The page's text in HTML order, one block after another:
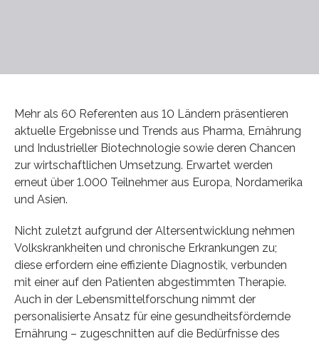
Mehr als 60 Referenten aus 10 Ländern präsentieren
aktuelle Ergebnisse und Trends aus Pharma, Ernährung
und Industrieller Biotechnologie sowie deren Chancen
zur wirtschaftlichen Umsetzung. Erwartet werden
erneut über 1.000 Teilnehmer aus Europa, Nordamerika
und Asien.
Nicht zuletzt aufgrund der Altersentwicklung nehmen
Volkskrankheiten und chronische Erkrankungen zu;
diese erfordern eine effiziente Diagnostik, verbunden
mit einer auf den Patienten abgestimmten Therapie.
Auch in der Lebensmittelforschung nimmt der
personalisierte Ansatz für eine gesundheitsfördernde
Ernährung – zugeschnitten auf die Bedürfnisse des